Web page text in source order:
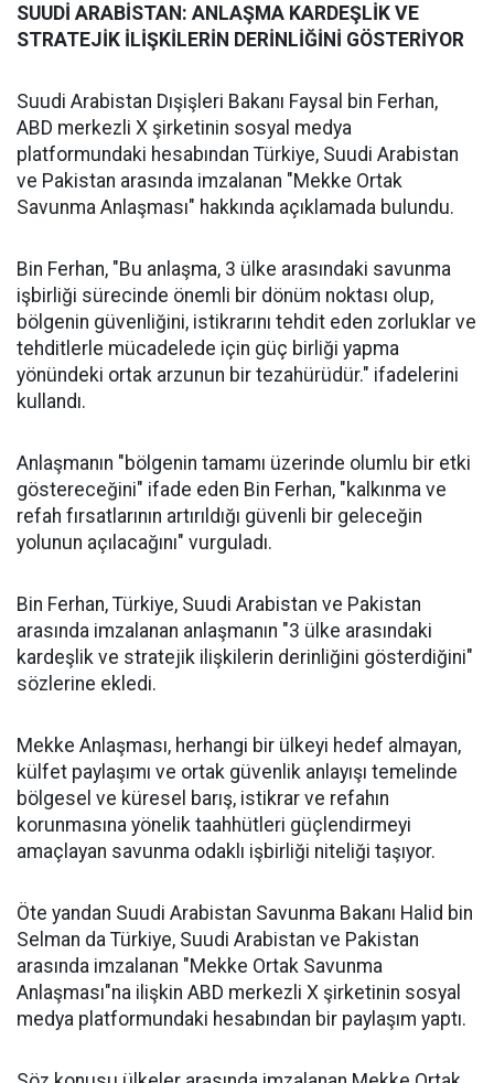
SUUDİ ARABİSTAN: ANLAŞMA KARDEŞLİK VE
STRATEJİK İLİŞKİLERİN DERİNLİĞİNİ GÖSTERİYOR
Suudi Arabistan Dışişleri Bakanı Faysal bin Ferhan,
ABD merkezli X şirketinin sosyal medya
platformundaki hesabından Türkiye, Suudi Arabistan
ve Pakistan arasında imzalanan "Mekke Ortak
Savunma Anlaşması" hakkında açıklamada bulundu.
Bin Ferhan, "Bu anlaşma, 3 ülke arasındaki savunma
işbirliği sürecinde önemli bir dönüm noktası olup,
bölgenin güvenliğini, istikrarını tehdit eden zorluklar ve
tehditlerle mücadelede için güç birliği yapma
yönündeki ortak arzunun bir tezahürüdür." ifadelerini
kullandı.
Anlaşmanın "bölgenin tamamı üzerinde olumlu bir etki
göstereceğini" ifade eden Bin Ferhan, "kalkınma ve
refah fırsatlarının artırıldığı güvenli bir geleceğin
yolunun açılacağını" vurguladı.
Bin Ferhan, Türkiye, Suudi Arabistan ve Pakistan
arasında imzalanan anlaşmanın "3 ülke arasındaki
kardeşlik ve stratejik ilişkilerin derinliğini gösterdiğini"
sözlerine ekledi.
Mekke Anlaşması, herhangi bir ülkeyi hedef almayan,
külfet paylaşımı ve ortak güvenlik anlayışı temelinde
bölgesel ve küresel barış, istikrar ve refahın
korunmasına yönelik taahhütleri güçlendirmeyi
amaçlayan savunma odaklı işbirliği niteliği taşıyor.
Öte yandan Suudi Arabistan Savunma Bakanı Halid bin
Selman da Türkiye, Suudi Arabistan ve Pakistan
arasında imzalanan "Mekke Ortak Savunma
Anlaşması"na ilişkin ABD merkezli X şirketinin sosyal
medya platformundaki hesabından bir paylaşım yaptı.